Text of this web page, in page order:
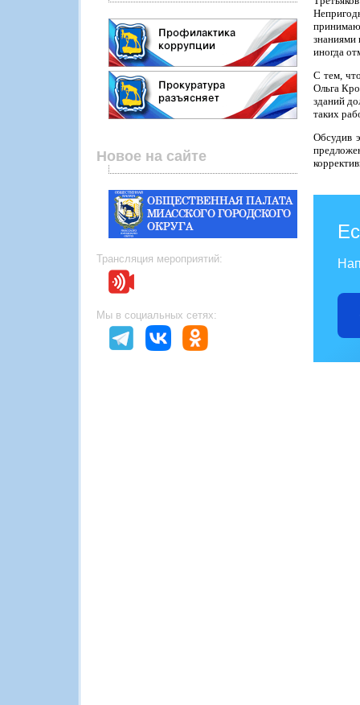
Новое на сайте
Трансляция мероприятий:
Мы в социальных сетях:
знаниями
иногда
С тем,
Ольга
зданий
таких
Обсудив